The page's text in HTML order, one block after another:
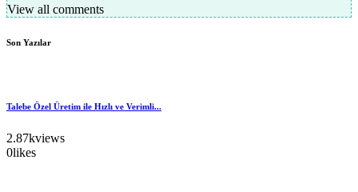
View all comments
Son Yazılar
Talebe Özel Üretim ile Hızlı ve Verimli...
2.87kviews
0likes